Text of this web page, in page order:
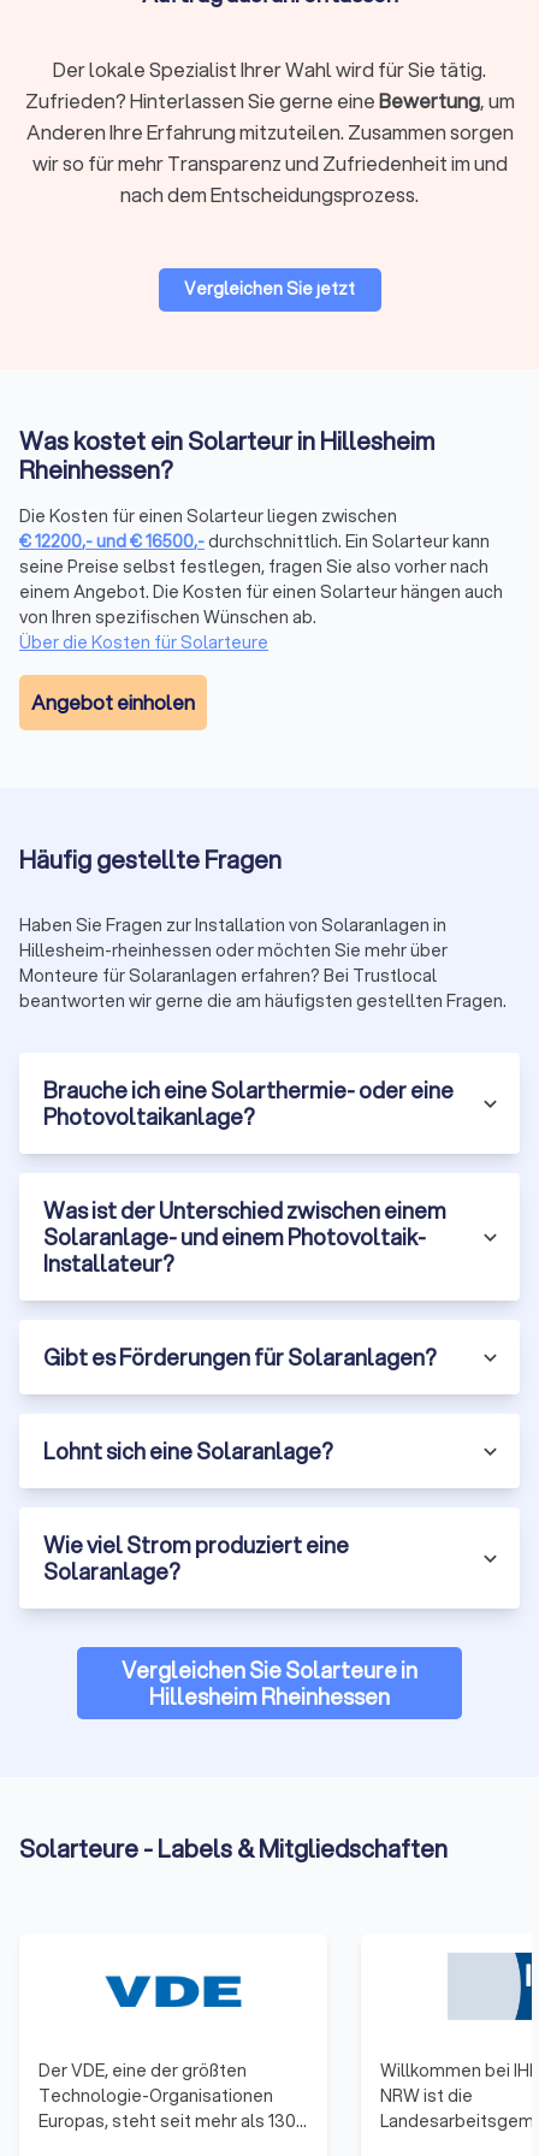
Eine Garten Solaranlage bietet die Möglichkeit, Ihren Garten
Solarlampen bis hin zu Bewässerungssystemen – die
Möglichkeiten sind vielfältig. Die Installation einer Solaranlage
im Garten ermöglicht nicht nur eine nachhaltige
Energieversorgung, sondern trägt auch zu einem
umweltbewussten Lebensstil in Hillesheim Rheinhessen bei.
Solar Batterien und Akkus: Speichern Sie Ihre
Solar Batterien und Akkus sind entscheidend, um die
Setzen Sie auf nachhaltige Solarenergie
Insgesamt bieten Photovoltaikanlagen eine nachhaltige und
umweltfreundliche Möglichkeit, saubere Energie zu erzeugen.
Von großen PV-Anlagen bis hin zu Mini Solaranlagen für den
Hausgebrauch gibt es eine Vielzahl von Optionen, die auf die
individuellen Bedürfnisse zugeschnitten sind. Der Kauf einer
Solaranlage ist eine Investition in die Zukunft, und Trustlocal
erleichtert diesen Prozess, indem es Verbrauchern den
Zugang zu vertrauenswürdigen Installateuren in Hillesheim
Rheinhessen einzuholen. Die Kraft der Sonne steht Ihnen zur
Der lokale Spezialist Ihrer Wahl wird für Sie tätig.
Zufrieden? Hinterlassen Sie gerne eineBewertung, um
Anderen Ihre Erfahrung mitzuteilen. Zusammen sorgen
wir so für mehr Transparenz und Zufriedenheit im und
nach dem Entscheidungsprozess.
Vergleichen Sie jetzt
Was kostet ein Solarteur in Hillesheim
Rheinhessen?
Die Kosten für einen Solarteur liegen zwischen
€12200,-und€16500,-durchschnittlich. Ein Solarteur kann
seine Preise selbst festlegen, fragen Sie also vorher nach
einem Angebot. Die Kosten für einen Solarteur hängen auch
von Ihren spezifischen Wünschen ab.
Über die Kosten für Solarteure
Angebot einholen
Häufig gestellte Fragen
Haben Sie Fragen zur Installation von Solaranlagen in
Hillesheim-rheinhessen oder möchten Sie mehr über
Monteure für Solaranlagen erfahren? Bei Trustlocal
beantworten wir gerne die am häufigsten gestellten Fragen.
Brauche ich eine Solarthermie- oder eine
Photovoltaikanlage?
Was ist der Unterschied zwischen einem
Solaranlage- und einem Photovoltaik-
Installateur?
Gibt es Förderungen für Solaranlagen?
Lohnt sich eine Solaranlage?
Wie viel Strom produziert eine
Solaranlage?
Vergleichen Sie Solarteure in
Hillesheim Rheinhessen
Solarteure - Labels & Mitgliedschaften
Der VDE, eine der größten
Technologie-Organisationen
Europas, steht seit mehr als 130
Willkommen bei
NRW ist die